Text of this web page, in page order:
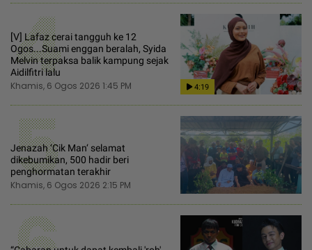
4
[V] Lafaz cerai tangguh ke 12
Ogos...Suami enggan beralah, Syida
Melvin terpaksa balik kampung sejak
Aidilfitri lalu
Khamis, 6 Ogos 2026 1:45 PM 4:19
5
Jenazah ‘Cik Man‘ selamat
dikebumikan, 500 hadir beri
penghormatan terakhir
Khamis, 6 Ogos 2026 2:15 PM